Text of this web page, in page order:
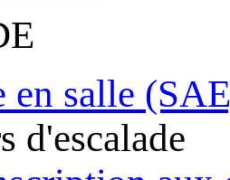
en salle
d'escalade